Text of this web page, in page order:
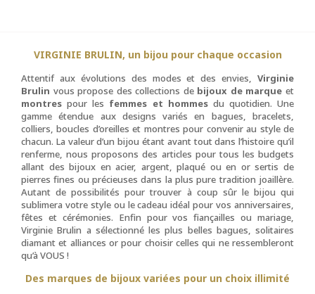
VIRGINIE BRULIN, un bijou pour chaque occasion
Attentif aux évolutions des modes et des envies, Virginie
Brulin vous propose des collections de bijoux de marque et
montres pour les femmes et hommesdu quotidien. Une
gamme étendue aux designs variés en bagues, bracelets,
colliers, boucles d’oreilles et montres pour convenir au style de
chacun. La valeur d’un bijou étant avant tout dans l’histoire qu’il
renferme, nous proposons des articles pour tous les budgets
allant des bijoux en acier, argent, plaqué ou en or sertis de
pierres fines ou précieuses dans la plus pure tradition joaillère.
Autant de possibilités pour trouver à coup sûr le bijou qui
sublimera votre style ou le cadeau idéal pour vos anniversaires,
fêtes et cérémonies. Enfin pour vos fiançailles ou mariage,
Virginie Brulin a sélectionné les plus belles bagues, solitaires
diamant et alliances or pour choisir celles qui ne ressembleront
qu’à VOUS !
Des marques de bijoux variées pour un choix illimité